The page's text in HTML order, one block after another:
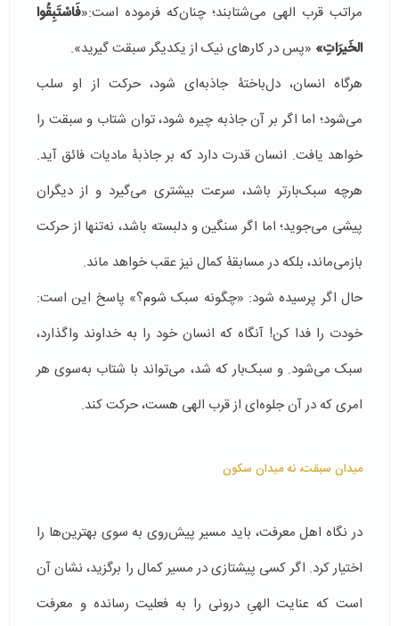
مراتب قرب الهی می‌شتابند؛ چنان‌که فرموده‌ است:«فَاسْتَبِقُوا
الخَیرَاتِ» «پس در کارهای نیک از یکدیگر سبقت گیرید».
هرگاه انسان، دل‌باختۀ جاذبه‌ای شود، حرکت از او سلب
می‌شود؛ اما اگر بر آن جاذبه چیره شود، توان شتاب و سبقت را
خواهد یافت. انسان قدرت دارد که بر جاذبۀ مادیات فائق آید.
هرچه سبک‌بارتر باشد، سرعت بیشتری می‌گیرد و از دیگران
پیشی می‌جوید؛ اما اگر سنگین و دلبسته باشد، نه‌تنها از حرکت
بازمی‌ماند، بلکه در مسابقۀ کمال نیز عقب خواهد ماند.
حال اگر پرسیده شود: «چگونه سبک شوم؟» پاسخ این است:
خودت را فدا کن! آنگاه که انسان خود را به خداوند واگذارد،
سبک می‌شود. و سبک‌بار که شد، می‌تواند با شتاب به‌سوی هر
امری که در آن جلوه‌ای از قرب الهی هست، حرکت کند.
میدان سبقت، نه میدان سکون
در نگاه اهل معرفت، باید مسیر پیش‌روی به سوی بهترین‌ها را
اختیار کرد. اگر کسی پیشتازی در مسیر کمال را برگزید، نشان آن
است که عنایت الهیِ درونی را به فعلیت رسانده و معرفت